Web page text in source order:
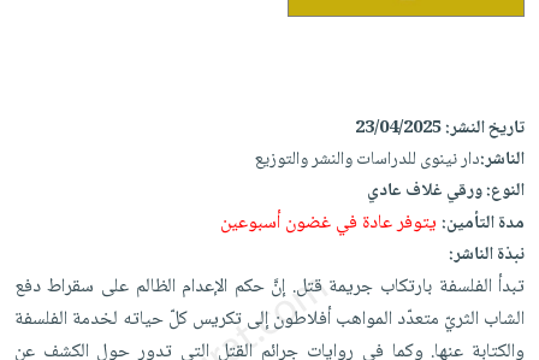
Englishطرحها
على
Android
تحميل
iKitab
على
Apple
على
Apple
جوائز
العناية
الشخصية
العناية
وتصفيف
الشعر
العناية
بالجسم
والسفرة
جديد
الكل
أواني
الطهي
أدوات
متجر
الهدايا
أقسام
تاريخ النشر:23/04/2025
الناشر:دار نينوى للدراسات والنشر والتوزيع
النوع:ورقي غلاف عادي
مدة التأمين:يتوفر عادة في غضون أسبوعين
نبذة الناشر:
تبدأ الفلسفة بارتكاب جريمة قتل. إنَّ حكم الإعدام الظالم على سقراط دفع
الشاب الثريّ متعدّد المواهب أفلاطون إلى تكريس كلّ حياته لخدمة الفلسفة
والكتابة عنها. وكما في روايات جرائم القتل التي تدور حول الكشف عن